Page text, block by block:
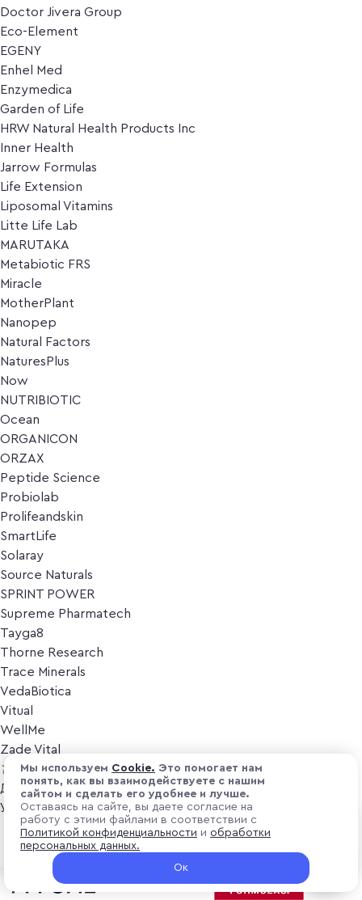
Doctor Jivera Group
Eco-Element
EGENY
Enhel Med
Enzymedica
Garden of Life
HRW Natural Health Products Inc
Inner Health
Jarrow Formulas
Life Extension
Liposomal Vitamins
Litte Life Lab
MARUTAKA
Metabiotic FRS
Miracle
MotherPlant
Nanopep
Natural Factors
NaturesPlus
Now
NUTRIBIOTIC
Ocean
ORGANICON
ORZAX
Peptide Science
Probiolab
Prolifeandskin
SmartLife
Solaray
Source Naturals
SPRINT POWER
Supreme Pharmatech
Tayga8
Thorne Research
Trace Minerals
VedaBiotica
Vitual
WellMe
Zade Vital
Косметика
Дезодоранты
Уход за лицом
Уход за телом
Популярные бренды
₽ 2 200
+ 66 ₽ витуальками
В корзину
Мы используем Cоokіе. Это помогает нам
понять, как вы взаимодействуете с нашим
сайтом и сделать его удобнее и лучше.
Оставаясь на сайте, вы даете согласие на
работу с этими файлами в соответствии с
Политикой конфиденциальности и обработки
персональных данных.
Ок